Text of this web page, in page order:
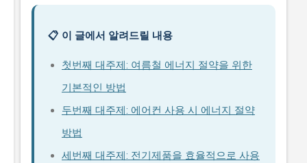
📋 이 글에서 알려드릴 내용
첫번째 대주제: 여름철 에너지 절약을 위한
기본적인 방법
두번째 대주제: 에어컨 사용 시 에너지 절약
방법
세번째 대주제: 전기제품을 효율적으로 사용